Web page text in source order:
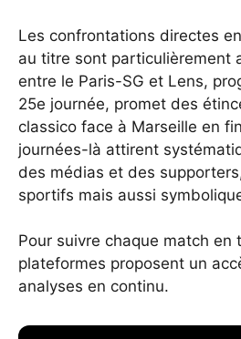
Les confrontations directes
au titre sont particulièrement
entre le Paris-SG et Lens,
25e journée, promet des
classico face à Marseille en
journées-là attirent
des médias et des
sportifs mais aussi
Pour suivre chaque match en
plateformes proposent un
analyses en continu.